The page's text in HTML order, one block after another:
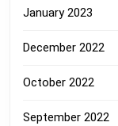
January 2023
December 2022
October 2022
September 2022